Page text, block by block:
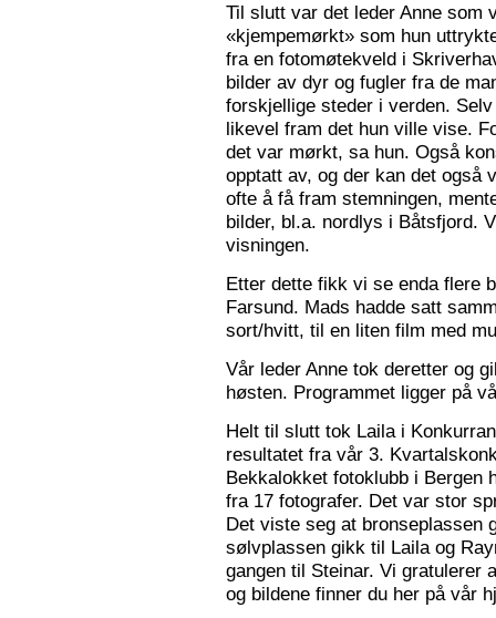
Til slutt var det leder Anne som
«kjempemørkt» som hun
fra en fotomøtekveld i
bilder av dyr og fugler fra de
forskjellige steder i verden.
likevel fram det hun ville vise.
det var mørkt, sa hun. Også
opptatt av, og der kan det
ofte å få fram stemningen,
bilder, bl.a. nordlys i Båtsfjord.
visningen.
Etter dette fikk vi se enda flere
Farsund. Mads hadde satt
sort/hvitt, til en liten film med
Vår leder Anne tok deretter og
høsten. Programmet ligger på
Helt til slutt tok Laila i
resultatet fra vår 3.
Bekkalokket fotoklubb i
fra 17 fotografer. Det var stor
Det viste seg at bronseplassen
sølvplassen gikk til Laila og
gangen til Steinar. Vi gratulerer
og bildene finner du her på vår